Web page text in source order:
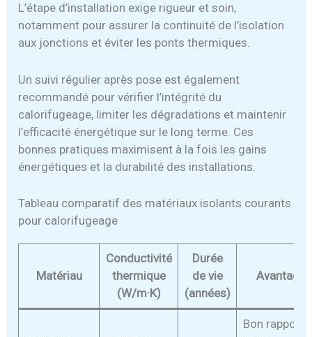
L’étape d’installation exige rigueur et soin,
notamment pour assurer la continuité de l’isolation
aux jonctions et éviter les ponts thermiques.
Un suivi régulier après pose est également
recommandé pour vérifier l’intégrité du
calorifugeage, limiter les dégradations et maintenir
l’efficacité énergétique sur le long terme. Ces
bonnes pratiques maximisent à la fois les gains
énergétiques et la durabilité des installations.
Tableau comparatif des matériaux isolants courants
pour calorifugeage
Matériau
Conductivité
thermique
(W/m·K)
Durée
de vie
(années)
Avantages
Bon rapport